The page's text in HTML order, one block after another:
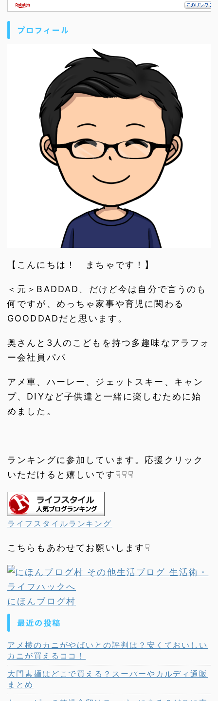
プロフィール
【こんにちは！ まちゃです！】
＜元＞BADDAD、だけど今は自分で言うのも
何ですが、めっちゃ家事や育児に関わる
GOODDADだと思います。
奥さんと3人のこどもを持つ多趣味なアラフォ
ー会社員パパ
アメ車、ハーレー、ジェットスキー、キャン
プ、DIYなど子供達と一緒に楽しむために始
めました。
ランキングに参加しています。応援クリック
いただけると嬉しいです☟☟☟
ライフスタイルランキング
こちらもあわせてお願いします☟
にほんブログ村
最近の投稿
アメ横のカニがやばいとの評判は？安くておいしい
カニが買えるココ！
大門素麺はどこで買える？スーパーやカルディ通販
まとめ